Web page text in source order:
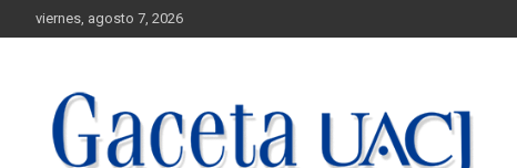
viernes, agosto 7, 2026